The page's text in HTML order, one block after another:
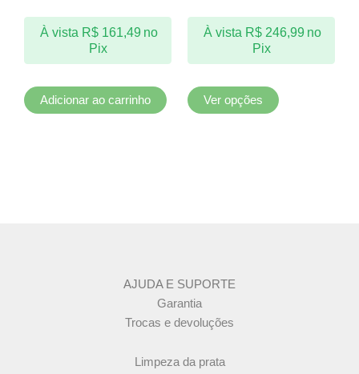
À vista R$161,49 no
Pix
Adicionar ao carrinho
À vista R$246,99 no
Pix
Ver opções
podem
ser
página
AJUDA E SUPORTE
Garantia
Trocas e devoluções
Limpeza da prata